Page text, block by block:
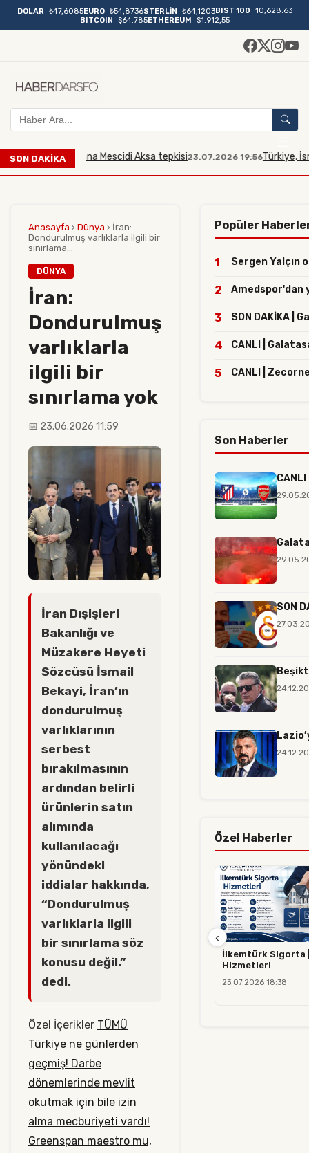
DOLAR ₺47,6085EURO ₺54,8736STERLİN ₺64,1203BIST 100
10,628.63
BITCOIN
$64.785ETHEREUM $1.912,55
SON DAKİKA
bakana Mescidi Aksa tepkisi23.07.2026 19:56Türkiye, İsrailli
Anasayfa › Dünya › İran:
Dondurulmuş varlıklarla ilgili bir
sınırlama...
DÜNYA
İran:
Dondurulmuş
varlıklarla
ilgili bir
sınırlama yok
📅 23.06.2026 11:59
İran Dışişleri
Bakanlığı ve
Müzakere Heyeti
Sözcüsü İsmail
Bekayi, İran’ın
dondurulmuş
varlıklarının
serbest
bırakılmasının
ardından belirli
ürünlerin satın
alımında
kullanılacağı
yönündeki
iddialar hakkında,
“Dondurulmuş
varlıklarla ilgili
bir sınırlama söz
konusu değil.”
dedi.
Özel İçerikler TÜMÜ
Türkiye ne günlerden
geçmiş! Darbe
dönemlerinde mevlit
okutmak için bile izin
alma mecburiyeti vardı!
Greenspan maestro mu,
Popüler
1 Sergen Yalçın
2 Amedspor'dan
3 SON DAKİKA |
4 CANLI |
5 CANLI |
Son Haberler
SON
Özel Haberler
İlkemtürk Sigorta
Hizmetleri
23.07.2026 18:38
‹